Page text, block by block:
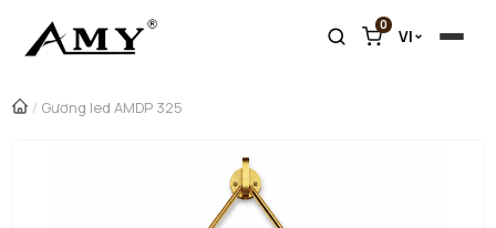
0
VI
/ Gương led AMDP 325